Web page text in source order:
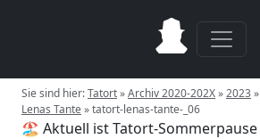
Sie sind hier:Tatort»Archiv 2020-202X»2023»
Lenas Tante»tatort-lenas-tante-_06
🏖️ Aktuell ist Tatort-Sommerpause